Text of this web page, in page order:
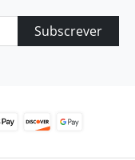
Subscrever